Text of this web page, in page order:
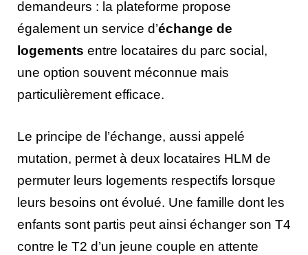
demandeurs : la plateforme propose
également un service d’échange de
logements entre locataires du parc social,
une option souvent méconnue mais
particulièrement efficace.
Le principe de l’échange, aussi appelé
mutation, permet à deux locataires HLM de
permuter leurs logements respectifs lorsque
leurs besoins ont évolué. Une famille dont les
enfants sont partis peut ainsi échanger son T4
contre le T2 d’un jeune couple en attente